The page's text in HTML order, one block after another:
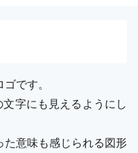
です。
字にも見えるようにし
た意味も感じられる図形